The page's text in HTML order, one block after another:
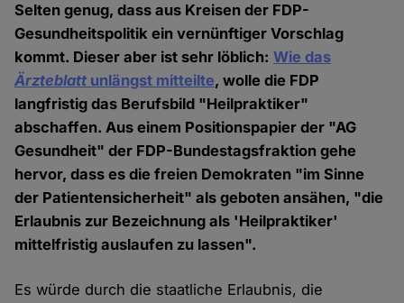
Selten genug, dass aus Kreisen der FDP-
Gesundheitspolitik ein vernünftiger Vorschlag
kommt. Dieser aber ist sehr löblich:Wie das
Ärzteblatt unlängst mitteilte, wolle die FDP
langfristig das Berufsbild "Heilpraktiker"
abschaffen. Aus einem Positionspapier der "AG
Gesundheit" der FDP-Bundestagsfraktion gehe
hervor, dass es die freien Demokraten "im Sinne
der Patientensicherheit" als geboten ansähen, "die
Erlaubnis zur Bezeichnung als 'Heilpraktiker'
mittelfristig auslaufen zu lassen".
Es würde durch die staatliche Erlaubnis, die